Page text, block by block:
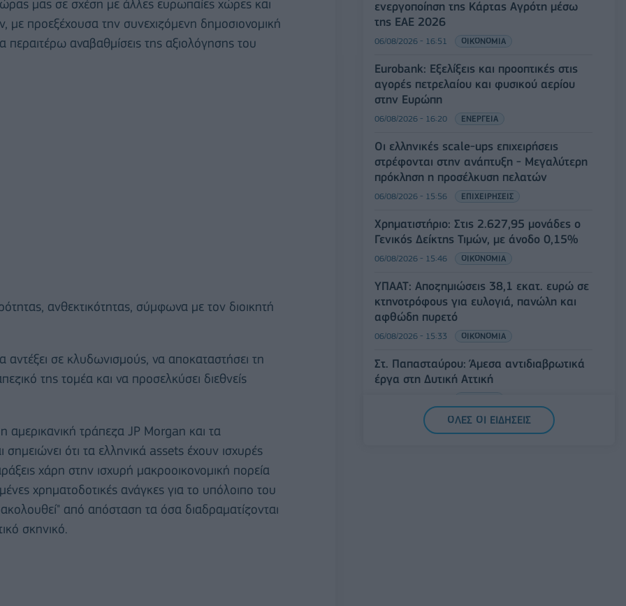
μας σε σχέση με άλλες ευρωπαίες χώρες και
με προεξέχουσα την συνεχιζόμενη δημοσιονομική
αναβαθμίσεις της αξιολόγησης του
ανθεκτικότητας, σύμφωνα με τον διοικητή
αντέξει σε κλυδωνισμούς, να αποκαταστήσει τη
της τομέα και να προσελκύσει διεθνείς
αμερικανική τράπεζα JP Morgan και τα
ότι τα ελληνικά assets έχουν ισχυρές
χάρη στην ισχυρή μακροοικονομική πορεία
χρηματοδοτικές ανάγκες για το υπόλοιπο του
από απόσταση τα όσα διαδραματίζονται
σκηνικό.
ενεργοποίηση της Κάρτας Αγρότη μέσω
της ΕΑΕ 2026
06/08/2026 - 16:51 ΟΙΚΟΝΟΜΙΑ
Eurobank: Εξελίξεις και προοπτικές στις
αγορές πετρελαίου και φυσικού αερίου
στην Ευρώπη
06/08/2026 - 16:20 ΕΝΕΡΓΕΙΑ
Οι ελληνικές scale-ups επιχειρήσεις
στρέφονται στην ανάπτυξη - Μεγαλύτερη
πρόκληση η προσέλκυση πελατών
06/08/2026 - 15:56 ΕΠΙΧΕΙΡΗΣΕΙΣ
Χρηματιστήριο: Στις 2.627,95 μονάδες ο
Γενικός Δείκτης Τιμών, με άνοδο 0,15%
06/08/2026 - 15:46 ΟΙΚΟΝΟΜΙΑ
ΥΠΑΑΤ: Αποζημιώσεις 38,1 εκατ. ευρώ σε
κτηνοτρόφους για ευλογιά, πανώλη και
αφθώδη πυρετό
06/08/2026 - 15:33 ΟΙΚΟΝΟΜΙΑ
Στ. Παπασταύρου: Άμεσα αντιδιαβρωτικά
έργα στη Δυτική Αττική
Συνάλλαγμα: Το ευρώ υποχωρεί κατά
ΟΛΕΣ ΟΙ ΕΙΔΗΣΕΙΣ